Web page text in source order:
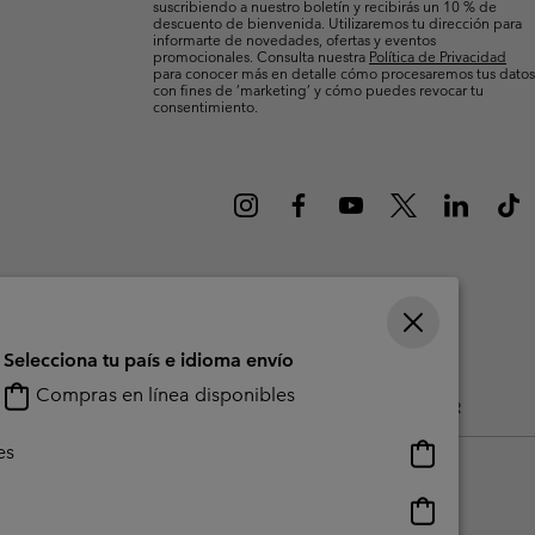
& de Esquí Guía De Artícolos Impermeables
& de Esquí Guía De Artícolos Impermeables
suscribiendo a nuestro boletín y recibirás un 10 % de
descuento de bienvenida. Utilizaremos tu dirección para
informarte de novedades, ofertas y eventos
promocionales. Consulta nuestra Política de Privacidad
para conocer más en detalle cómo procesaremos tus datos
con fines de ’marketing’ y cómo puedes revocar tu
consentimiento.
Generado Por Los Usuarios Impressum Public CBCR
Selecciona tu país e idioma envío
Compras en línea disponibles
Compras
en
línea
disponibles
Compras